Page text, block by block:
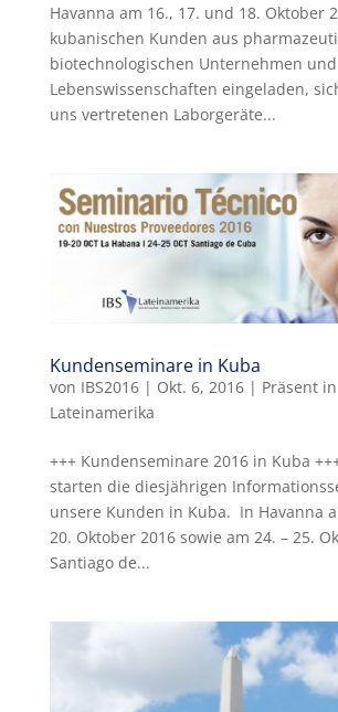
Havanna am 16., 17. und 18. Oktober
kubanischen Kunden aus
biotechnologischen Unternehmen
Lebenswissenschaften eingeladen,
uns vertretenen Laborgeräte...
Kundenseminare in Kuba
von IBS2016| Okt. 6, 2016| Präsent in
Lateinamerika
+++ Kundenseminare 2016 in Kuba
starten die diesjährigen
unsere Kunden in Kuba. In Havanna
20. Oktober 2016 sowie am 24. – 25.
Santiago de...